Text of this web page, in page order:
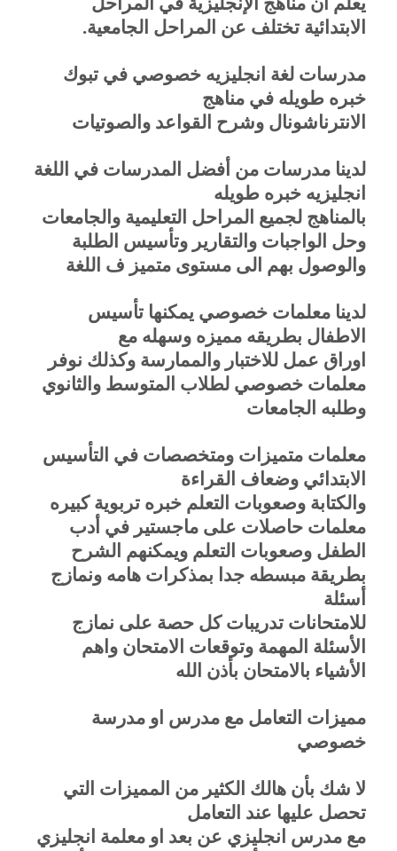
الابتدائية تختلف عن المراحل الجامعية.
مدرسات لغة انجليزيه خصوصي في تبوك
خبره طويله في مناهج
الانترناشونال وشرح القواعد والصوتيات
لدينا مدرسات من أفضل المدرسات في اللغة
انجليزيه خبره طويله
بالمناهج لجميع المراحل التعليمية والجامعات
وحل الواجبات والتقارير وتأسيس الطلبة
والوصول بهم الى مستوى متميز ف اللغة
لدينا معلمات خصوصي يمكنها تأسيس
الاطفال بطريقه مميزه وسهله مع
اوراق عمل للاختبار والممارسة وكذلك نوفر
معلمات خصوصي لطلاب المتوسط والثانوي
وطلبه الجامعات
معلمات متميزات ومتخصصات في التأسيس
الابتدائي وضعاف القراءة
والكتابة وصعوبات التعلم خبره تربوية كبيره
معلمات حاصلات على ماجستير في أدب
الطفل وصعوبات التعلم ويمكنهم الشرح
بطريقة مبسطه جدا بمذكرات هامه ونمازج
أسئلة
للامتحانات تدريبات كل حصة على نمازج
الأسئلة المهمة وتوقعات الامتحان واهم
الأشياء بالامتحان بأذن الله
مميزات التعامل مع مدرس او مدرسة
خصوصي
لا شك بأن هالك الكثير من المميزات التي
تحصل عليها عند التعامل
مع مدرس انجليزي عن بعد او معلمة انجليزي